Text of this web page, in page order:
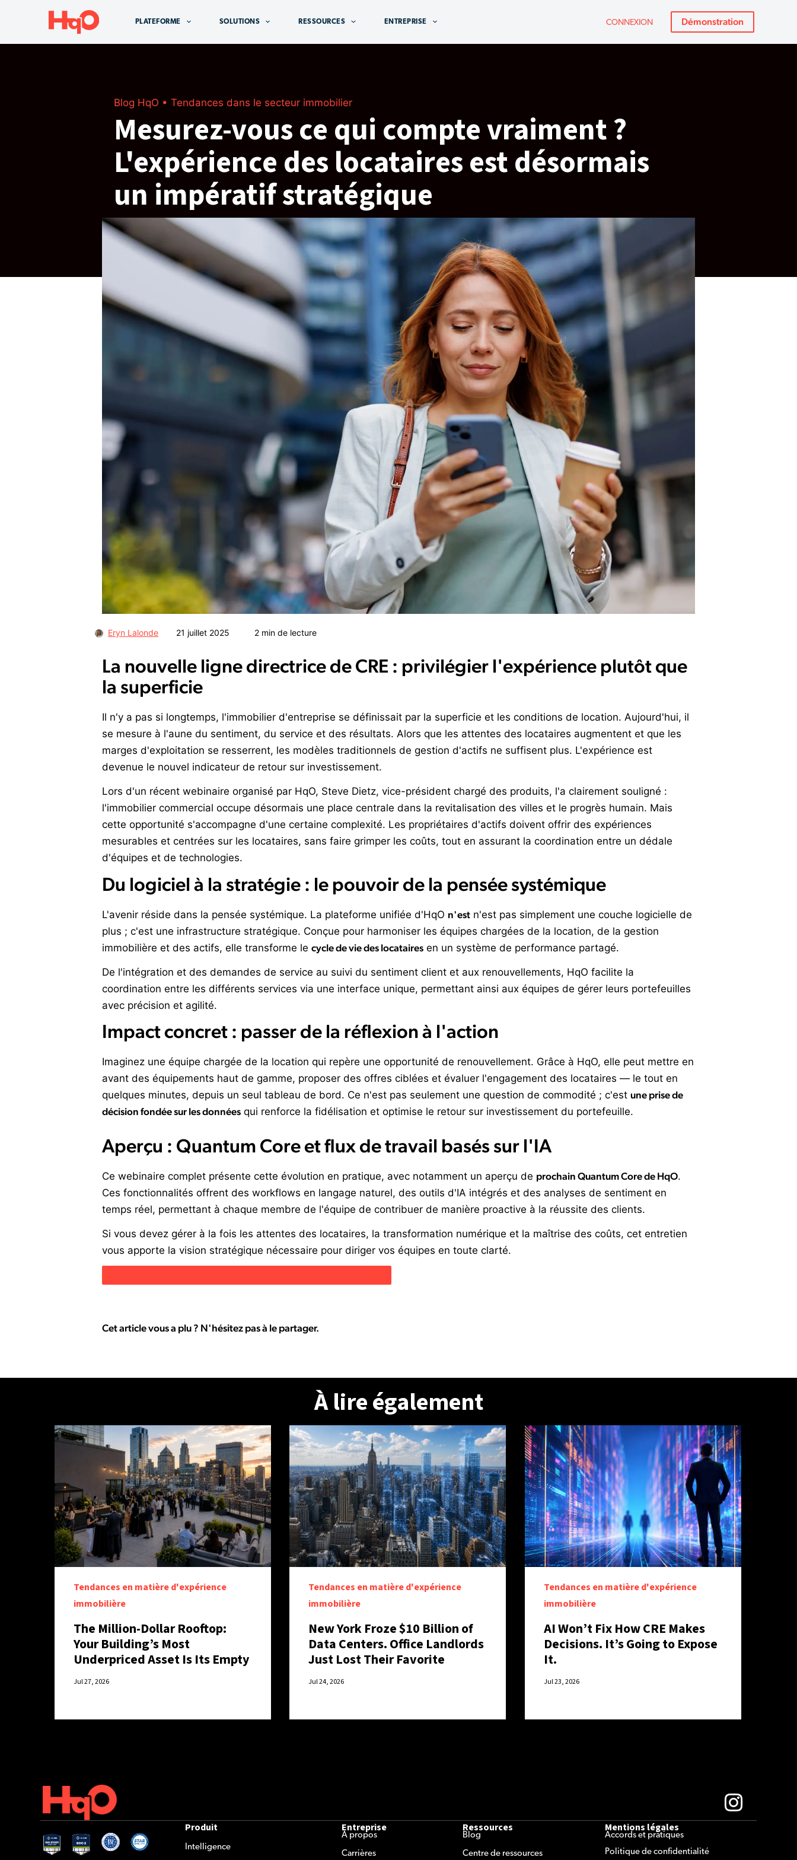
contenu
PLATEFORME SOLUTIONS RESSOURCES ENTREPRISE CONNEXION Démonstration
Blog HqO • Tendances dans le secteur immobilier
Mesurez-vous ce qui compte vraiment ?
L'expérience des locataires est désormais
un impératif stratégique
Eryn Lalonde 21 juillet 2025 2 min de lecture
La nouvelle ligne directrice de CRE : privilégier l'expérience plutôt que
la superficie
Il n'y a pas si longtemps, l'immobilier d'entreprise se définissait par la superficie et les conditions de location. Aujourd'hui, il
se mesure à l'aune du sentiment, du service et des résultats. Alors que les attentes des locataires augmentent et que les
marges d'exploitation se resserrent, les modèles traditionnels de gestion d'actifs ne suffisent plus. L'expérience est
devenue le nouvel indicateur de retour sur investissement.
Lors d'un récent webinaire organisé par HqO, Steve Dietz, vice-président chargé des produits, l'a clairement souligné :
l'immobilier commercial occupe désormais une place centrale dans la revitalisation des villes et le progrès humain. Mais
cette opportunité s'accompagne d'une certaine complexité. Les propriétaires d'actifs doivent offrir des expériences
mesurables et centrées sur les locataires, sans faire grimper les coûts, tout en assurant la coordination entre un dédale
d'équipes et de technologies.
Du logiciel à la stratégie : le pouvoir de la pensée systémique
L'avenir réside dans la pensée systémique. La plateforme unifiée d'HqO n'est n'est pas simplement une couche logicielle de
plus ; c'est une infrastructure stratégique. Conçue pour harmoniser les équipes chargées de la location, de la gestion
immobilière et des actifs, elle transforme le cycle de vie des locataires en un système de performance partagé.
De l'intégration et des demandes de service au suivi du sentiment client et aux renouvellements, HqO facilite la
coordination entre les différents services via une interface unique, permettant ainsi aux équipes de gérer leurs portefeuilles
avec précision et agilité.
Impact concret : passer de la réflexion à l'action
Imaginez une équipe chargée de la location qui repère une opportunité de renouvellement. Grâce à HqO, elle peut mettre en
avant des équipements haut de gamme, proposer des offres ciblées et évaluer l'engagement des locataires — le tout en
quelques minutes, depuis un seul tableau de bord. Ce n'est pas seulement une question de commodité ; c'est une prise de
décision fondée sur les données qui renforce la fidélisation et optimise le retour sur investissement du portefeuille.
Aperçu : Quantum Core et flux de travail basés sur l'IA
Ce webinaire complet présente cette évolution en pratique, avec notamment un aperçu de prochain Quantum Core de HqO.
Ces fonctionnalités offrent des workflows en langage naturel, des outils d'IA intégrés et des analyses de sentiment en
temps réel, permettant à chaque membre de l'équipe de contribuer de manière proactive à la réussite des clients.
Si vous devez gérer à la fois les attentes des locataires, la transformation numérique et la maîtrise des coûts, cet entretien
vous apporte la vision stratégique nécessaire pour diriger vos équipes en toute clarté.
Cet article vous a plu ? N'hésitez pas à le partager.
À lire également
Tendances en matière d'expérience
immobilière
The Million-Dollar Rooftop:
Your Building’s Most
Underpriced Asset Is Its Empty
Hours.
Jul 27, 2026
Tendances en matière d'expérience
immobilière
New York Froze $10 Billion of
Data Centers. Office Landlords
Just Lost Their Favorite
Excuse.
Jul 24, 2026
Tendances en matière d'expérience
immobilière
AI Won’t Fix How CRE Makes
Decisions. It’s Going to Expose
It.
Jul 23, 2026
Produit
Intelligence
Entreprise
À propos
Carrières
Ressources
Blog
Centre de ressources
Mentions légales
Accords et pratiques
Politique de confidentialité